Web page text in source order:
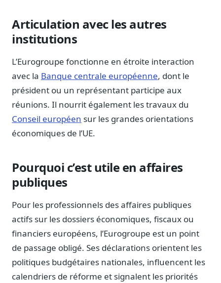
Méthode, valeurs et équipe
Charte IA
Hébergement européen, RGPD
Kit média, contacts
Articulation avec les autres
institutions
L’Eurogroupe fonctionne en étroite interaction
avec la Banque centrale européenne, dont le
président ou un représentant participe aux
réunions. Il nourrit également les travaux du
Conseil européen sur les grandes orientations
économiques de l’UE.
Pourquoi c’est utile en affaires
publiques
Pour les professionnels des affaires publiques
actifs sur les dossiers économiques, fiscaux ou
financiers européens, l’Eurogroupe est un point
de passage obligé. Ses déclarations orientent les
politiques budgétaires nationales, influencent les
calendriers de réforme et signalent les priorités